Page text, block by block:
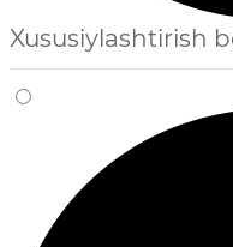
Xususiylashtirish